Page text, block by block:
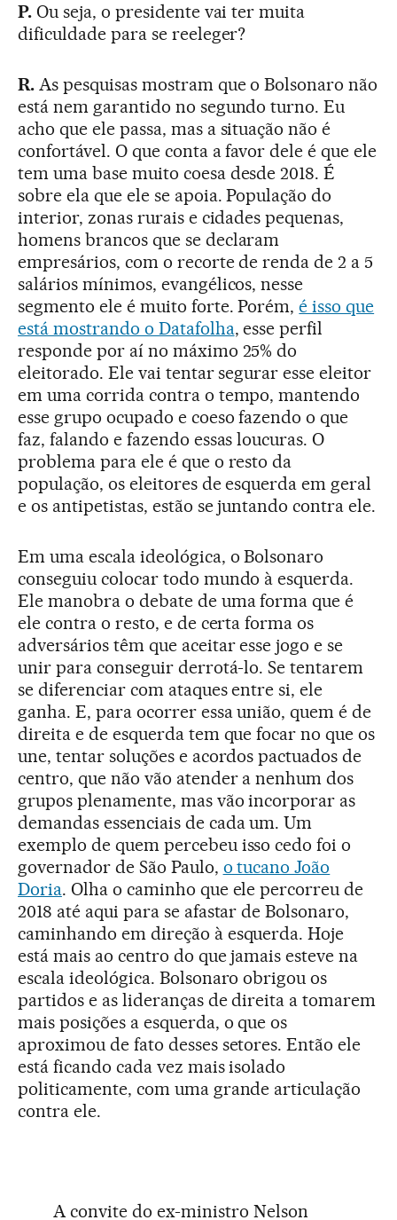
P.Ou seja, o presidente vai ter muita
dificuldade para se reeleger?
R.As pesquisas mostram que o Bolsonaro não
está nem garantido no segundo turno. Eu
acho que ele passa, mas a situação não é
confortável. O que conta a favor dele é que ele
tem uma base muito coesa desde 2018. É
sobre ela que ele se apoia. População do
interior, zonas rurais e cidades pequenas,
homens brancos que se declaram
empresários, com o recorte de renda de 2 a 5
salários mínimos, evangélicos, nesse
segmento ele é muito forte. Porém,é isso que
está mostrando o Datafolha, esse perfil
responde por aí no máximo 25% do
eleitorado. Ele vai tentar segurar esse eleitor
em uma corrida contra o tempo, mantendo
esse grupo ocupado e coeso fazendo o que
faz, falando e fazendo essas loucuras. O
problema para ele é que o resto da
população, os eleitores de esquerda em geral
e os antipetistas, estão se juntando contra ele.
Em uma escala ideológica, o Bolsonaro
conseguiu colocar todo mundo à esquerda.
Ele manobra o debate de uma forma que é
ele contra o resto, e de certa forma os
adversários têm que aceitar esse jogo e se
unir para conseguir derrotá-lo. Se tentarem
se diferenciar com ataques entre si, ele
ganha. E, para ocorrer essa união, quem é de
direita e de esquerda tem que focar no que os
une, tentar soluções e acordos pactuados de
centro, que não vão atender a nenhum dos
grupos plenamente, mas vão incorporar as
demandas essenciais de cada um. Um
exemplo de quem percebeu isso cedo foi o
governador de São Paulo, o tucano João
Doria. Olha o caminho que ele percorreu de
2018 até aqui para se afastar de Bolsonaro,
caminhando em direção à esquerda. Hoje
está mais ao centro do que jamais esteve na
escala ideológica. Bolsonaro obrigou os
partidos e as lideranças de direita a tomarem
mais posições a esquerda, o que os
aproximou de fato desses setores. Então ele
está ficando cada vez mais isolado
politicamente, com uma grande articulação
contra ele.
A convite do ex-ministro Nelson